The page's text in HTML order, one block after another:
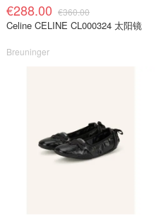
€288.00 €360.00
Celine CELINE CL000324 太阳镜
Breuninger